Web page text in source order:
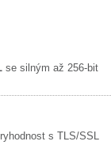
se silným až 256-bit
s TLS/SSL